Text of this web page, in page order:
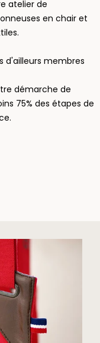
atelier de
en chair et
d'ailleurs membres
démarche de
75% des étapes de